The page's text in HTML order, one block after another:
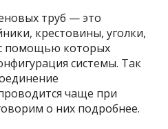
труб — это
крестовины, уголки,
помощью которых
системы. Так
чаще при
о них подробнее.